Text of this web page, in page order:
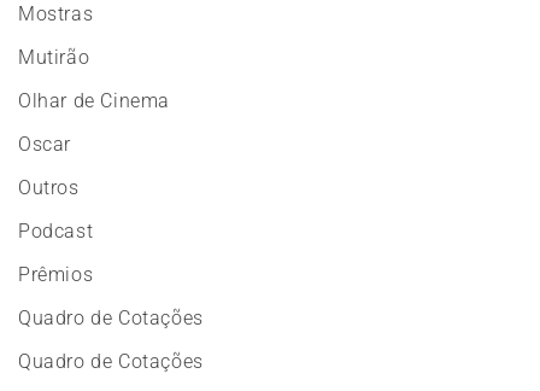
Mostras
Mutirão
Olhar de Cinema
Oscar
Outros
Podcast
Prêmios
Quadro de Cotações
Quadro de Cotações